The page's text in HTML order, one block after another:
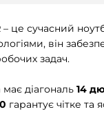
– це сучасний
він
задач.
діагональ 14
гарантує чітке